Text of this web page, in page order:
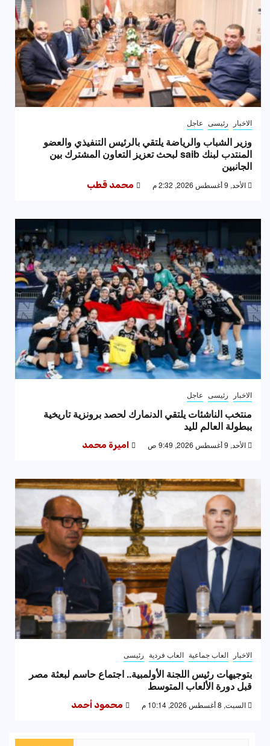
الاخبار رئيسى عاجل
وزير الشباب والرياضة يلتقي بالرئيس التنفيذي والعضو
المنتدب لبنك saib لبحث تعزيز التعاون المشترك بين
الجانبين
الأحد, 9 أغسطس 2026, 2:32 م محمد قطب
الاخبار رئيسى عاجل
منتخب الناشئات يلتقي الدنمارك لحصد برونزية تاريخية
ببطولة العالم لليد
الأحد, 9 أغسطس 2026, 9:49 ص اميرة محمد
الاخبار العاب جماعية العاب فردية رئيسى
بتوجيهات رئيس اللجنة الأولمبية.. اجتماع حاسم لبعثة مصر
قبل دورة الألعاب المتوسط
السبت, 8 أغسطس 2026, 10:14 م محمود أحمد